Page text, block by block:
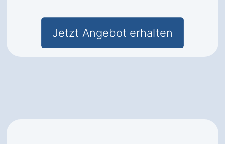
Jetzt Angebot erhalten